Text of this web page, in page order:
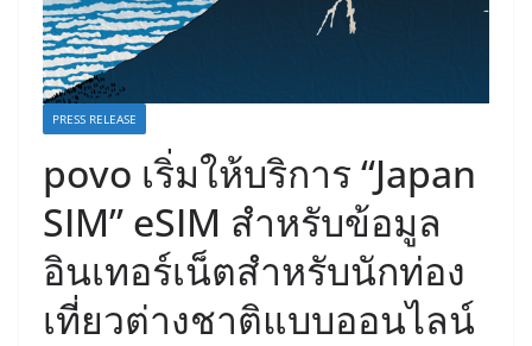
PRESS RELEASE
povo เริ่มให้บริการ “Japan
SIM” eSIM สำหรับข้อมูล
อินเทอร์เน็ตสำหรับนักท่อง
เที่ยวต่างชาติแบบออนไลน์